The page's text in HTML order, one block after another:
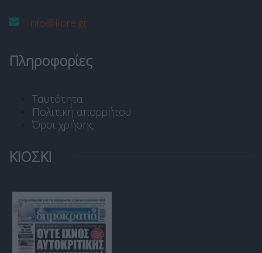
info@libre.gr
Πληροφορίες
Ταυτότητα
Πολιτική απορρήτου
Όροι χρήσης
ΚΙΟΣΚΙ